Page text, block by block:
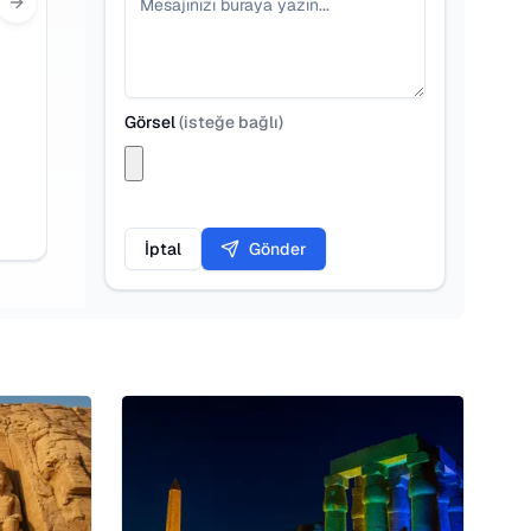
Next slide
Görsel(isteğe bağlı)
İptal Gönder